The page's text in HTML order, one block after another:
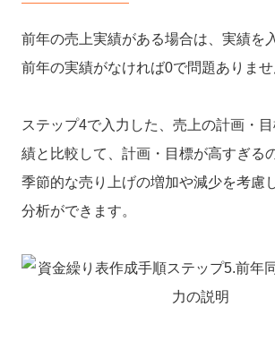
前年の売上実績がある場合は、実績を
前年の実績がなければ0で問題ありませ
ステップ4で入力した、売上の計画・
績と比較して、計画・目標が高すぎる
季節的な売り上げの増加や減少を考慮
分析ができます。